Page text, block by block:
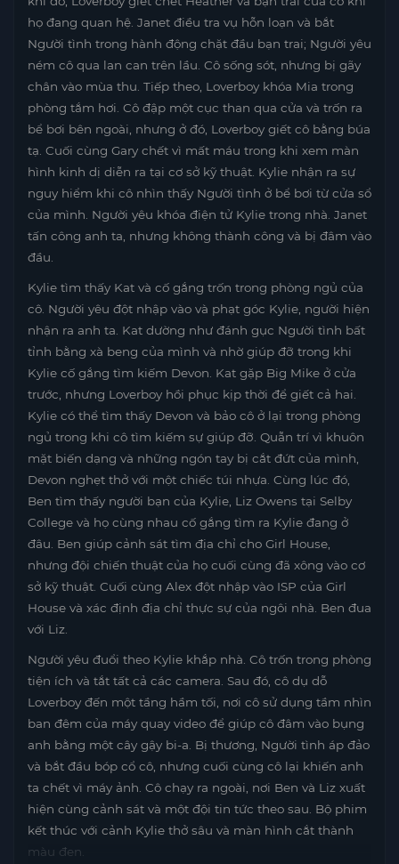
họ đang quan hệ. Janet điều tra vụ hỗn loạn và bắt
Người tình trong hành động chặt đầu bạn trai; Người yêu
ném cô qua lan can trên lầu. Cô sống sót, nhưng bị gãy
chân vào mùa thu. Tiếp theo, Loverboy khóa Mia trong
phòng tắm hơi. Cô đập một cục than qua cửa và trốn ra
bể bơi bên ngoài, nhưng ở đó, Loverboy giết cô bằng búa
tạ. Cuối cùng Gary chết vì mất máu trong khi xem màn
hình kinh dị diễn ra tại cơ sở kỹ thuật. Kylie nhận ra sự
nguy hiểm khi cô nhìn thấy Người tình ở bể bơi từ cửa sổ
của mình. Người yêu khóa điện tử Kylie trong nhà. Janet
tấn công anh ta, nhưng không thành công và bị đâm vào
đầu.
Kylie tìm thấy Kat và cố gắng trốn trong phòng ngủ của
cô. Người yêu đột nhập vào và phạt góc Kylie, người hiện
nhận ra anh ta. Kat dường như đánh gục Người tình bất
tỉnh bằng xà beng của mình và nhờ giúp đỡ trong khi
Kylie cố gắng tìm kiếm Devon. Kat gặp Big Mike ở cửa
trước, nhưng Loverboy hồi phục kịp thời để giết cả hai.
Kylie có thể tìm thấy Devon và bảo cô ở lại trong phòng
ngủ trong khi cô tìm kiếm sự giúp đỡ. Quẫn trí vì khuôn
mặt biến dạng và những ngón tay bị cắt đứt của mình,
Devon nghẹt thở với một chiếc túi nhựa. Cùng lúc đó,
Ben tìm thấy người bạn của Kylie, Liz Owens tại Selby
College và họ cùng nhau cố gắng tìm ra Kylie đang ở
đâu. Ben giúp cảnh sát tìm địa chỉ cho Girl House,
nhưng đội chiến thuật của họ cuối cùng đã xông vào cơ
sở kỹ thuật. Cuối cùng Alex đột nhập vào ISP của Girl
House và xác định địa chỉ thực sự của ngôi nhà. Ben đua
với Liz.
Người yêu đuổi theo Kylie khắp nhà. Cô trốn trong phòng
tiện ích và tắt tất cả các camera. Sau đó, cô dụ dỗ
Loverboy đến một tầng hầm tối, nơi cô sử dụng tầm nhìn
ban đêm của máy quay video để giúp cô đâm vào bụng
anh bằng một cây gậy bi-a. Bị thương, Người tình áp đảo
và bắt đầu bóp cổ cô, nhưng cuối cùng cô lại khiến anh
ta chết vì máy ảnh. Cô chạy ra ngoài, nơi Ben và Liz xuất
hiện cùng cảnh sát và một đội tin tức theo sau. Bộ phim
kết thúc với cảnh Kylie thở sâu và màn hình cắt thành
màu đen.